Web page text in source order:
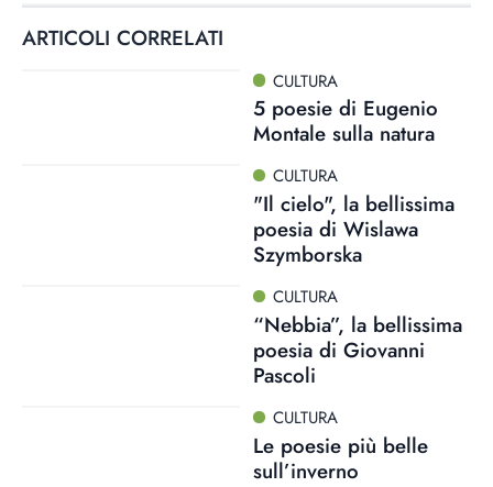
ARTICOLI CORRELATI
CULTURA
5 poesie di Eugenio
Montale sulla natura
CULTURA
"Il cielo", la bellissima
poesia di Wislawa
Szymborska
CULTURA
“Nebbia”, la bellissima
poesia di Giovanni
Pascoli
CULTURA
Le poesie più belle
sull’inverno